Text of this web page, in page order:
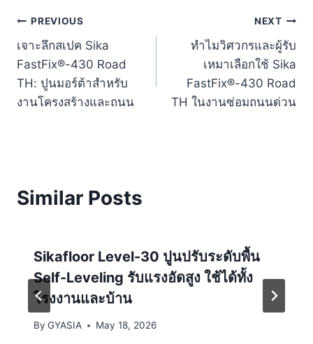
Post
navigation
PREVIOUS
เจาะลึกสเปค Sika
FastFix®-430 Road
TH: ปูนมอร์ต้าสำหรับ
งานโครงสร้างและถนน
NEXT
ทำไมวิศวกรและผู้รับ
เหมาเลือกใช้ Sika
FastFix®-430 Road
TH ในงานซ่อมถนนด่วน
Similar Posts
Sikafloor Level-30 ปูนปรับระดับพื้น
Self-Leveling รับแรงอัดสูง ใช้ได้ทั้ง
โรงงานและบ้าน
By GYASIA May 18, 2026